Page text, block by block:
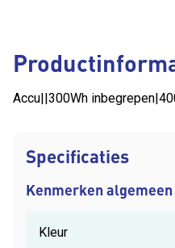
Accu||300Wh
Specificaties
Kenmerken algemeen
Kleur